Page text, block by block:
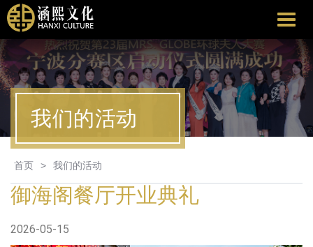
涵
化
我们的活动
首页 > 我们的活动
御海阁餐厅开业典礼
2026-05-15